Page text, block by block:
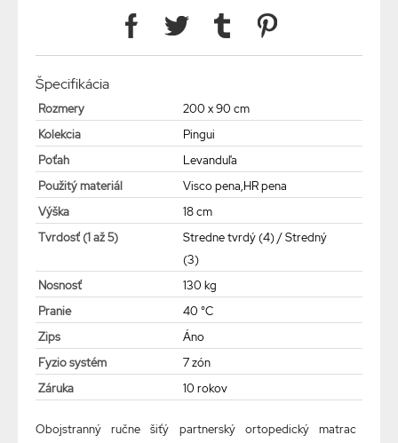
Špecifikácia
Rozmery
200 x 90 cm
Kolekcia
Pingui
Poťah
Levanduľa
Použitý materiál
Visco pena,HR pena
Výška
18 cm
Tvrdosť (1 až 5)
Stredne tvrdý (4) / Stredný
(3)
Nosnosť
130 kg
Pranie
40 °C
Zips
Áno
Fyzio systém
7 zón
Záruka
10 rokov
Obojstranný ručne šiťý partnerský ortopedický matrac